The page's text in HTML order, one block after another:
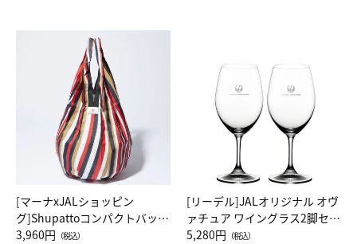
[マーナxJALショッピン
グ]Shupattoコンパクトバッグ
Drop JAL客室乗務員（LC）ス
3,960円 （税込）
[リーデル]JALオリジナル オヴ
ァチュア ワイングラス2脚セッ
ト（レッドワイン）
5,280円 （税込）